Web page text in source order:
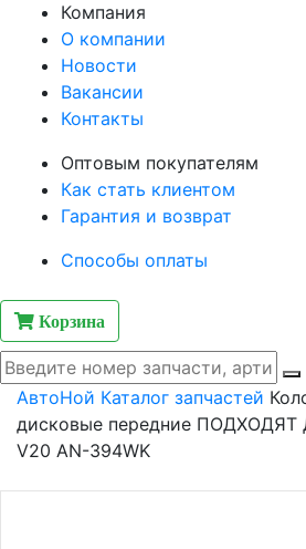
Компания
О компании
Новости
Вакансии
Контакты
Оптовым покупателям
Как стать клиентом
Гарантия и возврат
Способы оплаты
Корзина
АвтоНой Каталог запчастей
дисковые передние ПОДХОДЯТ
V20 AN-394WK